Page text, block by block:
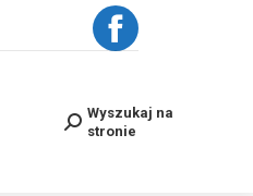
Facebook
opens
Search:
Wyszukaj na
stronie